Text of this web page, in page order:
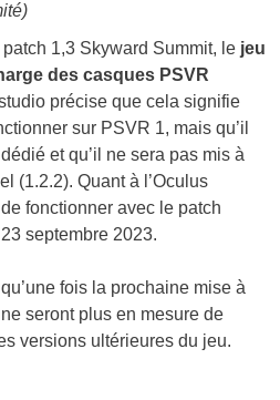
1,3 Skyward Summit, le jeu
des casques PSVR
précise que cela signifie
sur PSVR 1, mais qu’il
et qu’il ne sera pas mis à
(1.2.2). Quant à l’Oculus
fonctionner avec le patch
septembre 2023.
fois la prochaine mise à
seront plus en mesure de
versions ultérieures du jeu.